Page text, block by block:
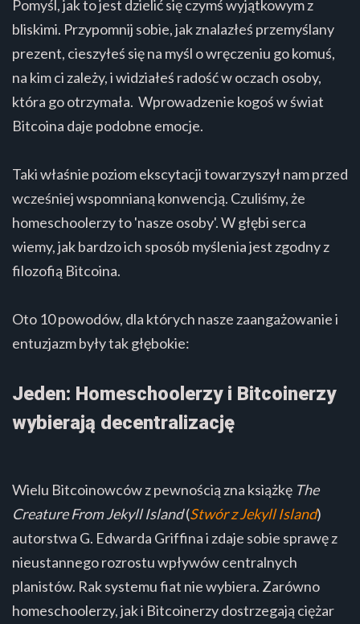
Pomyśl, jak to jest dzielić się czymś wyjątkowym z
bliskimi. Przypomnij sobie, jak znalazłeś przemyślany
prezent, cieszyłeś się na myśl o wręczeniu go komuś,
na kim ci zależy, i widziałeś radość w oczach osoby,
która go otrzymała. Wprowadzenie kogoś w świat
Bitcoina daje podobne emocje.
Taki właśnie poziom ekscytacji towarzyszył nam przed
wcześniej wspomnianą konwencją. Czuliśmy, że
homeschoolerzy to 'nasze osoby'. W głębi serca
wiemy, jak bardzo ich sposób myślenia jest zgodny z
filozofią Bitcoina.
Oto 10 powodów, dla których nasze zaangażowanie i
entuzjazm były tak głębokie:
Jeden: Homeschoolerzy i Bitcoinerzy
wybierają decentralizację
Wielu Bitcoinowców z pewnością zna książkę The
Creature From Jekyll Island(Stwór z Jekyll Island)
autorstwa G. Edwarda Griffina i zdaje sobie sprawę z
nieustannego rozrostu wpływów centralnych
planistów. Rak systemu fiat nie wybiera. Zarówno
homeschoolerzy, jak i Bitcoinerzy dostrzegają ciężar